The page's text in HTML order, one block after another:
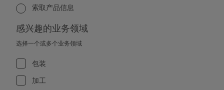
索取产品信息
感兴趣的业务领域
选择一个或多个业务领域
包装
加工